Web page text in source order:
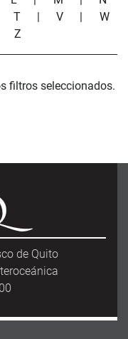
T |V | W
Z
filtros seleccionados.
de Quito